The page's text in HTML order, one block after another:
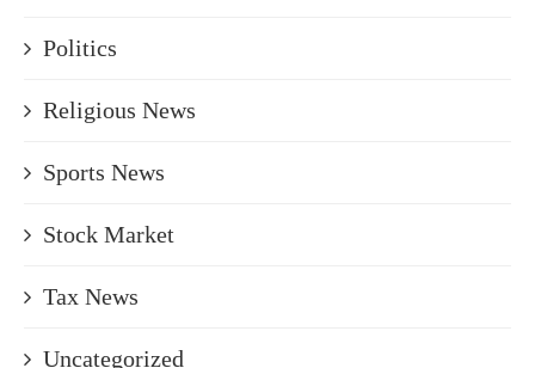
Politics
Religious News
Sports News
Stock Market
Tax News
Uncategorized